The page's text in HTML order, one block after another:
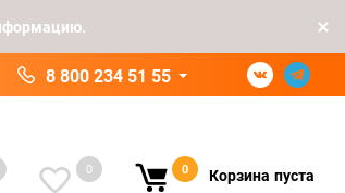
8 800 234 51 55
0 0 Корзина пуста